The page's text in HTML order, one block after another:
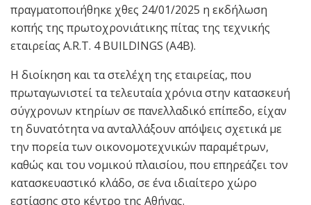
πραγματοποιήθηκε χθες 24/01/2025 η εκδήλωση
κοπής της πρωτοχρονιάτικης πίτας της τεχνικής
εταιρείας Α.R.T. 4 BUILDINGS (Α4Β).
Η διοίκηση και τα στελέχη της εταιρείας, που
πρωταγωνιστεί τα τελευταία χρόνια στην κατασκευή
σύγχρονων κτηρίων σε πανελλαδικό επίπεδο, είχαν
τη δυνατότητα να ανταλλάξουν απόψεις σχετικά με
την πορεία των οικονομοτεχνικών παραμέτρων,
καθώς και του νομικού πλαισίου, που επηρεάζει τον
κατασκευαστικό κλάδο, σε ένα ιδιαίτερο χώρο
εστίασης στο κέντρο της Αθήνας.